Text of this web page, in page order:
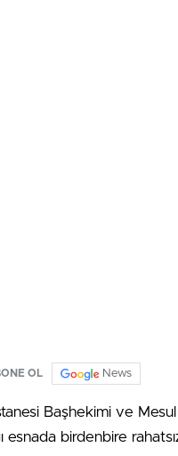
OL News
Başhekimi ve
esnada birdenbire